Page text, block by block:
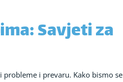
Savjeti za
i prevaru. Kako bismo se